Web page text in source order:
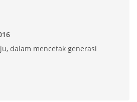
dalam mencetak generasi